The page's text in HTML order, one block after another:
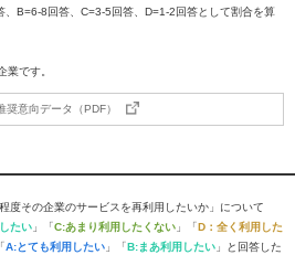
B=6-8回答、C=3-5回答、D=1-2回答として割合を算
業です。
奨意向データ（PDF）
度その企業のサービスを再利用したいか」について
たい 」「C:あまり利用したくない 」「D：全く利用した
A:とても利用したい 」「B:まあ利用したい 」と回答した